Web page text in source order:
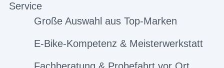
Service
Große Auswahl aus Top-Marken
E-Bike-Kompetenz & Meisterwerkstatt